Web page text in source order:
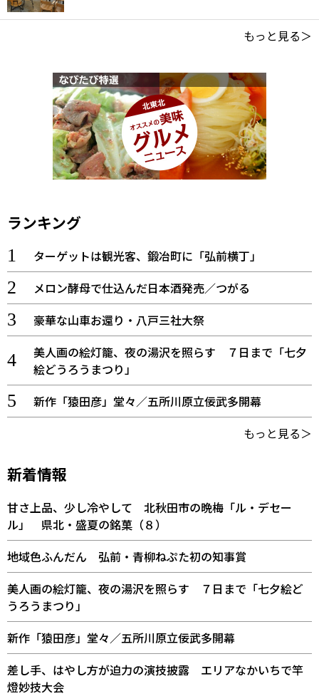
もっと見る＞
ランキング
ターゲットは観光客、鍛冶町に「弘前横丁」
メロン酵母で仕込んだ日本酒発売／つがる
豪華な山車お還り・八戸三社大祭
美人画の絵灯籠、夜の湯沢を照らす ７日まで「七夕
絵どうろうまつり」
新作「猿田彦」堂々／五所川原立佞武多開幕
もっと見る＞
新着情報
甘さ上品、少し冷やして 北秋田市の晩梅「ル・デセー
ル」 県北・盛夏の銘菓（８）
地域色ふんだん 弘前・青柳ねぷた初の知事賞
美人画の絵灯籠、夜の湯沢を照らす ７日まで「七夕絵ど
うろうまつり」
新作「猿田彦」堂々／五所川原立佞武多開幕
差し手、はやし方が迫力の演技披露 エリアなかいちで竿
燈妙技大会